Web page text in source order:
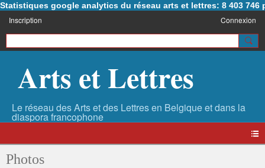
Statistiques google analytics du réseau arts et lettres: 8 403 746
Inscription Connexion
Arts et Lettres
Photos